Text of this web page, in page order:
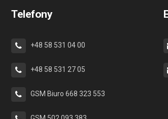
Telefony
+48 58 531 04 00
+48 58 531 27 05
GSM Biuro 668 323 553